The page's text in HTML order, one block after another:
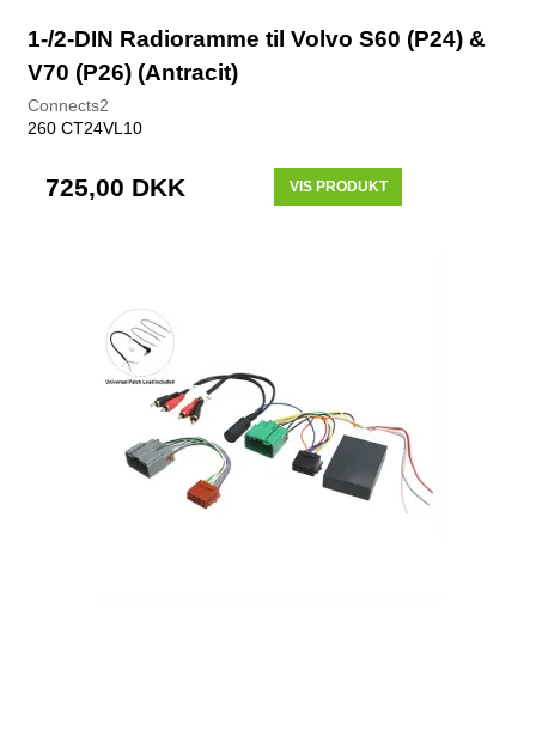
1-/2-DIN Radioramme til Volvo S60 (P24) &
V70 (P26) (Antracit)
Connects2
260 CT24VL10
725,00 DKK VIS PRODUKT